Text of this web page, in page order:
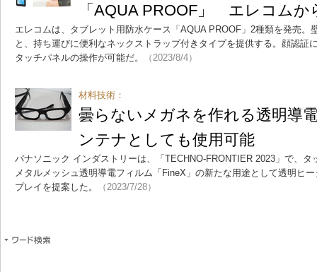
「AQUA PROOF」 エレコムか
エレコムは、タブレット用防水ケース「AQUA PROOF」2種類を発売。
と、持ち運びに便利なネックストラップ付きタイプを提供する。顔認証
タッチパネルの操作が可能だ。
（2023/8/4）
材料技術：
曇らないメガネを作れる透明導
ンテナとしても使用可能
パナソニック インダストリーは、「TECHNO-FRONTIER 2023」で、
メタルメッシュ透明導電フィルム「FineX」の新たな用途として透明ヒ
プレイを提案した。
（2023/7/28）